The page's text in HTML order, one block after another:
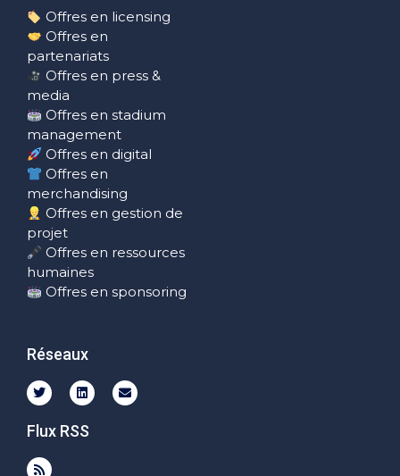
Offres en licensing
Offres en
partenariats
Offres en press &
media
Offres en stadium
management
Offres en digital
Offres en
merchandising
Offres en gestion de
projet
Offres en ressources
humaines
Offres en sponsoring
Réseaux
Flux RSS